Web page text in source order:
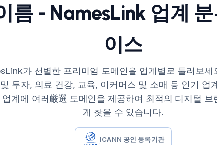
름 - NamesLink 업계
이스
가 선별한 프리미엄 도메인을 업계별로 둘러보세
투자, 의료 건강, 교육, 이커머스 및 소매 등 인기 업
업계에 여러厳選 도메인을 제공하여 최적의 디지털 브
게 찾을 수 있습니다.
ICANN 공인 등록기관